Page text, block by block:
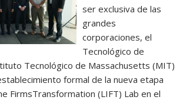
ser exclusiva de las
grandes
corporaciones, el
Tecnológico de
Tecnológico de Massachusetts (MIT)
formal de la nueva etapa
FirmsTransformation (LIFT) Lab en el